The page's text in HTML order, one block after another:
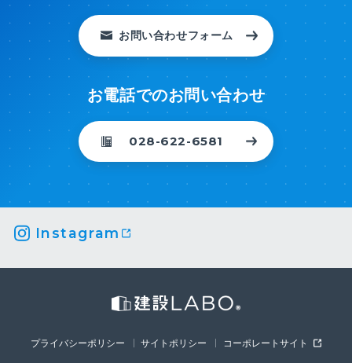
お問い合わせフォーム
お電話でのお問い合わせ
028-622-6581
Instagram
プライバシーポリシー サイトポリシー コーポレートサイト